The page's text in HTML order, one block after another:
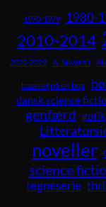
1970-1979 1980-
2010-2014
2025-2029 A. Silvestri
baseret på en bog
dansk science
genfærd gotik
noveller
science
tegneserie